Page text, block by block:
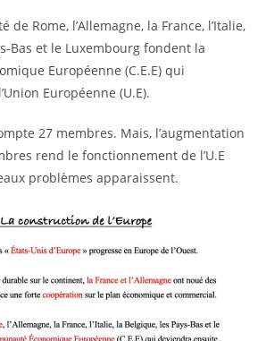
de Rome, l’Allemagne, la France, l’Italie,
Bas et le Luxembourg fondent la
Européenne (C.E.E) qui
Européenne (U.E).
27 membres. Mais, l’augmentation
rend le fonctionnement de l’U.E
problèmes apparaissent.